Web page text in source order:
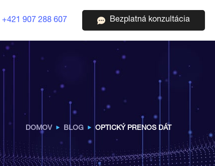
+421 907 288 607 Bezplatná konzultácia
DOMOV BLOG OPTICKÝ PRENOS DÁT